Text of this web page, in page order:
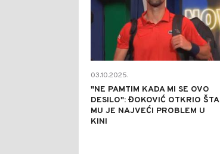
03.10.2025.
"NE PAMTIM KADA MI SE OVO
DESILO": ĐOKOVIĆ OTKRIO ŠTA
MU JE NAJVEĆI PROBLEM U
KINI